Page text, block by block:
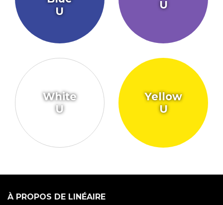
U
U
White
U
Yellow
U
À PROPOS DE LINÉAIRE